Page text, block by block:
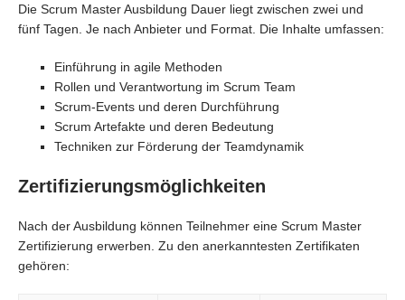
Die Scrum Master Ausbildung Dauer liegt zwischen zwei und
fünf Tagen. Je nach Anbieter und Format. Die Inhalte umfassen:
Einführung in agile Methoden
Rollen und Verantwortung im Scrum Team
Scrum-Events und deren Durchführung
Scrum Artefakte und deren Bedeutung
Techniken zur Förderung der Teamdynamik
Zertifizierungsmöglichkeiten
Nach der Ausbildung können Teilnehmer eine Scrum Master
Zertifizierung erwerben. Zu den anerkanntesten Zertifikaten
gehören: